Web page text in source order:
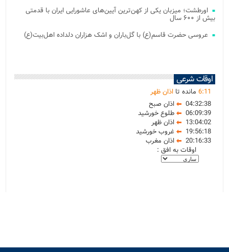
اورطشت؛ میزبان یکی از کهن‌ترین آیین‌های عاشورایی ایران با قدمتی
بیش از ۶۰۰ سال
عروسی حضرت قاسم(ع) با گل‌باران و اشک هزاران دلداده اهل‌بیت(ع)
اوقات شرعی
6:11 مانده تااذان ظهر
04:32:38
اذان صبح
06:09:39
طلوع خورشید
13:04:02
اذان ظهر
19:56:18
غروب خورشید
20:16:33
اذان مغرب
اوقات به افق :